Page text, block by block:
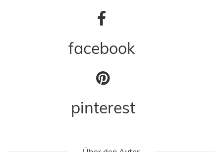
facebook
pinterest